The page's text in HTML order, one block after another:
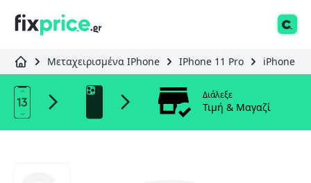
Μεταχειρισμένα IPhone IPhone 11 Pro iPhone 11
Διάλεξε
Τιμή & Μαγαζί